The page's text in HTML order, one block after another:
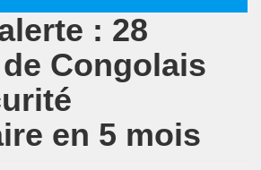
: 28
Congolais
en 5 mois